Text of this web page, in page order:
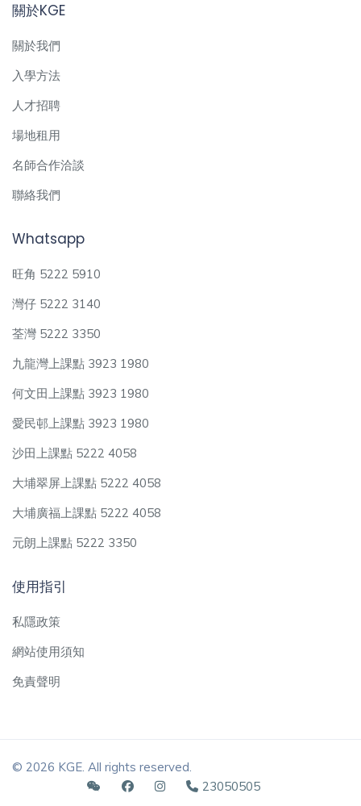
關於KGE
關於我們
入學方法
人才招聘
場地租用
名師合作洽談
聯絡我們
Whatsapp
旺角 5222 5910
灣仔 5222 3140
荃灣 5222 3350
九龍灣上課點 3923 1980
何文田上課點 3923 1980
愛民邨上課點 3923 1980
沙田上課點 5222 4058
大埔翠屏上課點 5222 4058
大埔廣福上課點 5222 4058
元朗上課點 5222 3350
使用指引
私隱政策
網站使用須知
免責聲明
© 2026 KGE. All rights reserved.
23050505